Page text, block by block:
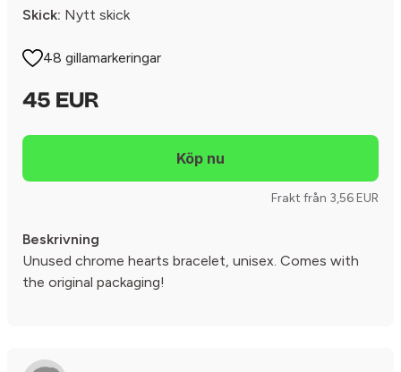
Skick: Nytt skick
48 gillamarkeringar
45 EUR
Frakt från 3,56 EUR
Beskrivning
Unused chrome hearts bracelet, unisex. Comes with
the original packaging!